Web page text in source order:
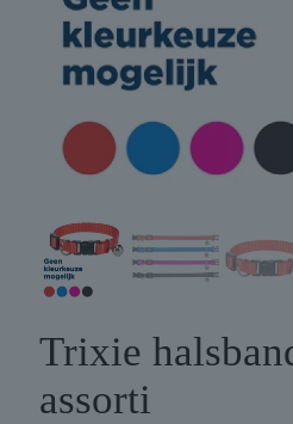
Trixie
assorti